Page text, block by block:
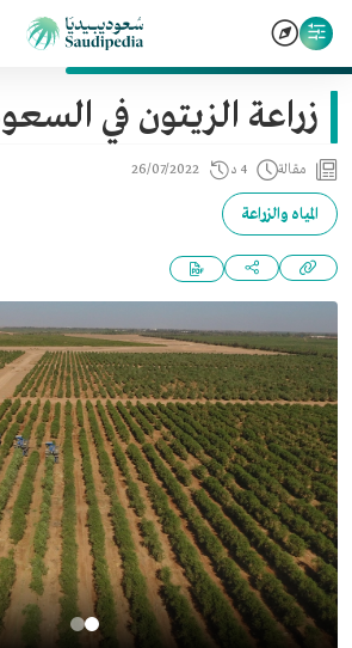
زراعة الزيتون في
مقالة 4 د 26/07/2022
المياه والزراعة